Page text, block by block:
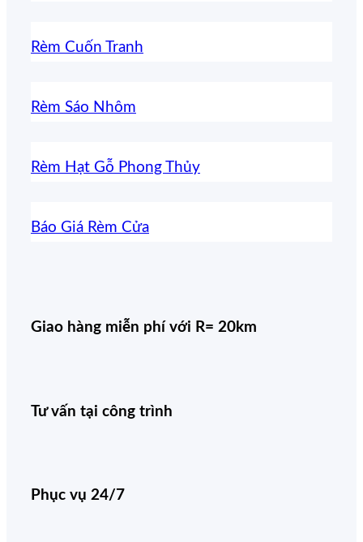
Rèm Cuốn Tranh
Rèm Sáo Nhôm
Rèm Hạt Gỗ Phong Thủy
Báo Giá Rèm Cửa
Giao hàng miễn phí với R= 20km
Tư vấn tại công trình
Phục vụ 24/7